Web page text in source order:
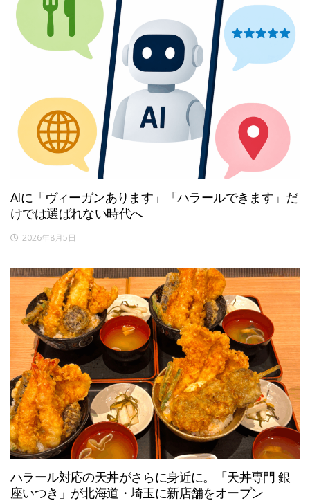
AIに「ヴィーガンあります」「ハラールできます」だ
けでは選ばれない時代へ
2026年8月5日
ハラール対応の天丼がさらに身近に。「天丼専門 銀
座いつき」が北海道・埼玉に新店舗をオープン